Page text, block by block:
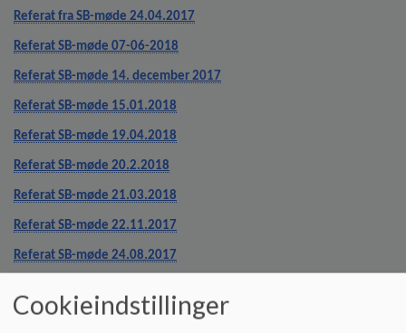
Referat fra SB-møde 24.04.2017
Referat SB-møde 07-06-2018
Referat SB-møde 14. december 2017
Referat SB-møde 15.01.2018
Referat SB-møde 19.04.2018
Referat SB-møde 20.2.2018
Referat SB-møde 21.03.2018
Referat SB-møde 22.11.2017
Referat SB-møde 24.08.2017
Referat SB-møde 25.09.2017
Cookieindstillinger